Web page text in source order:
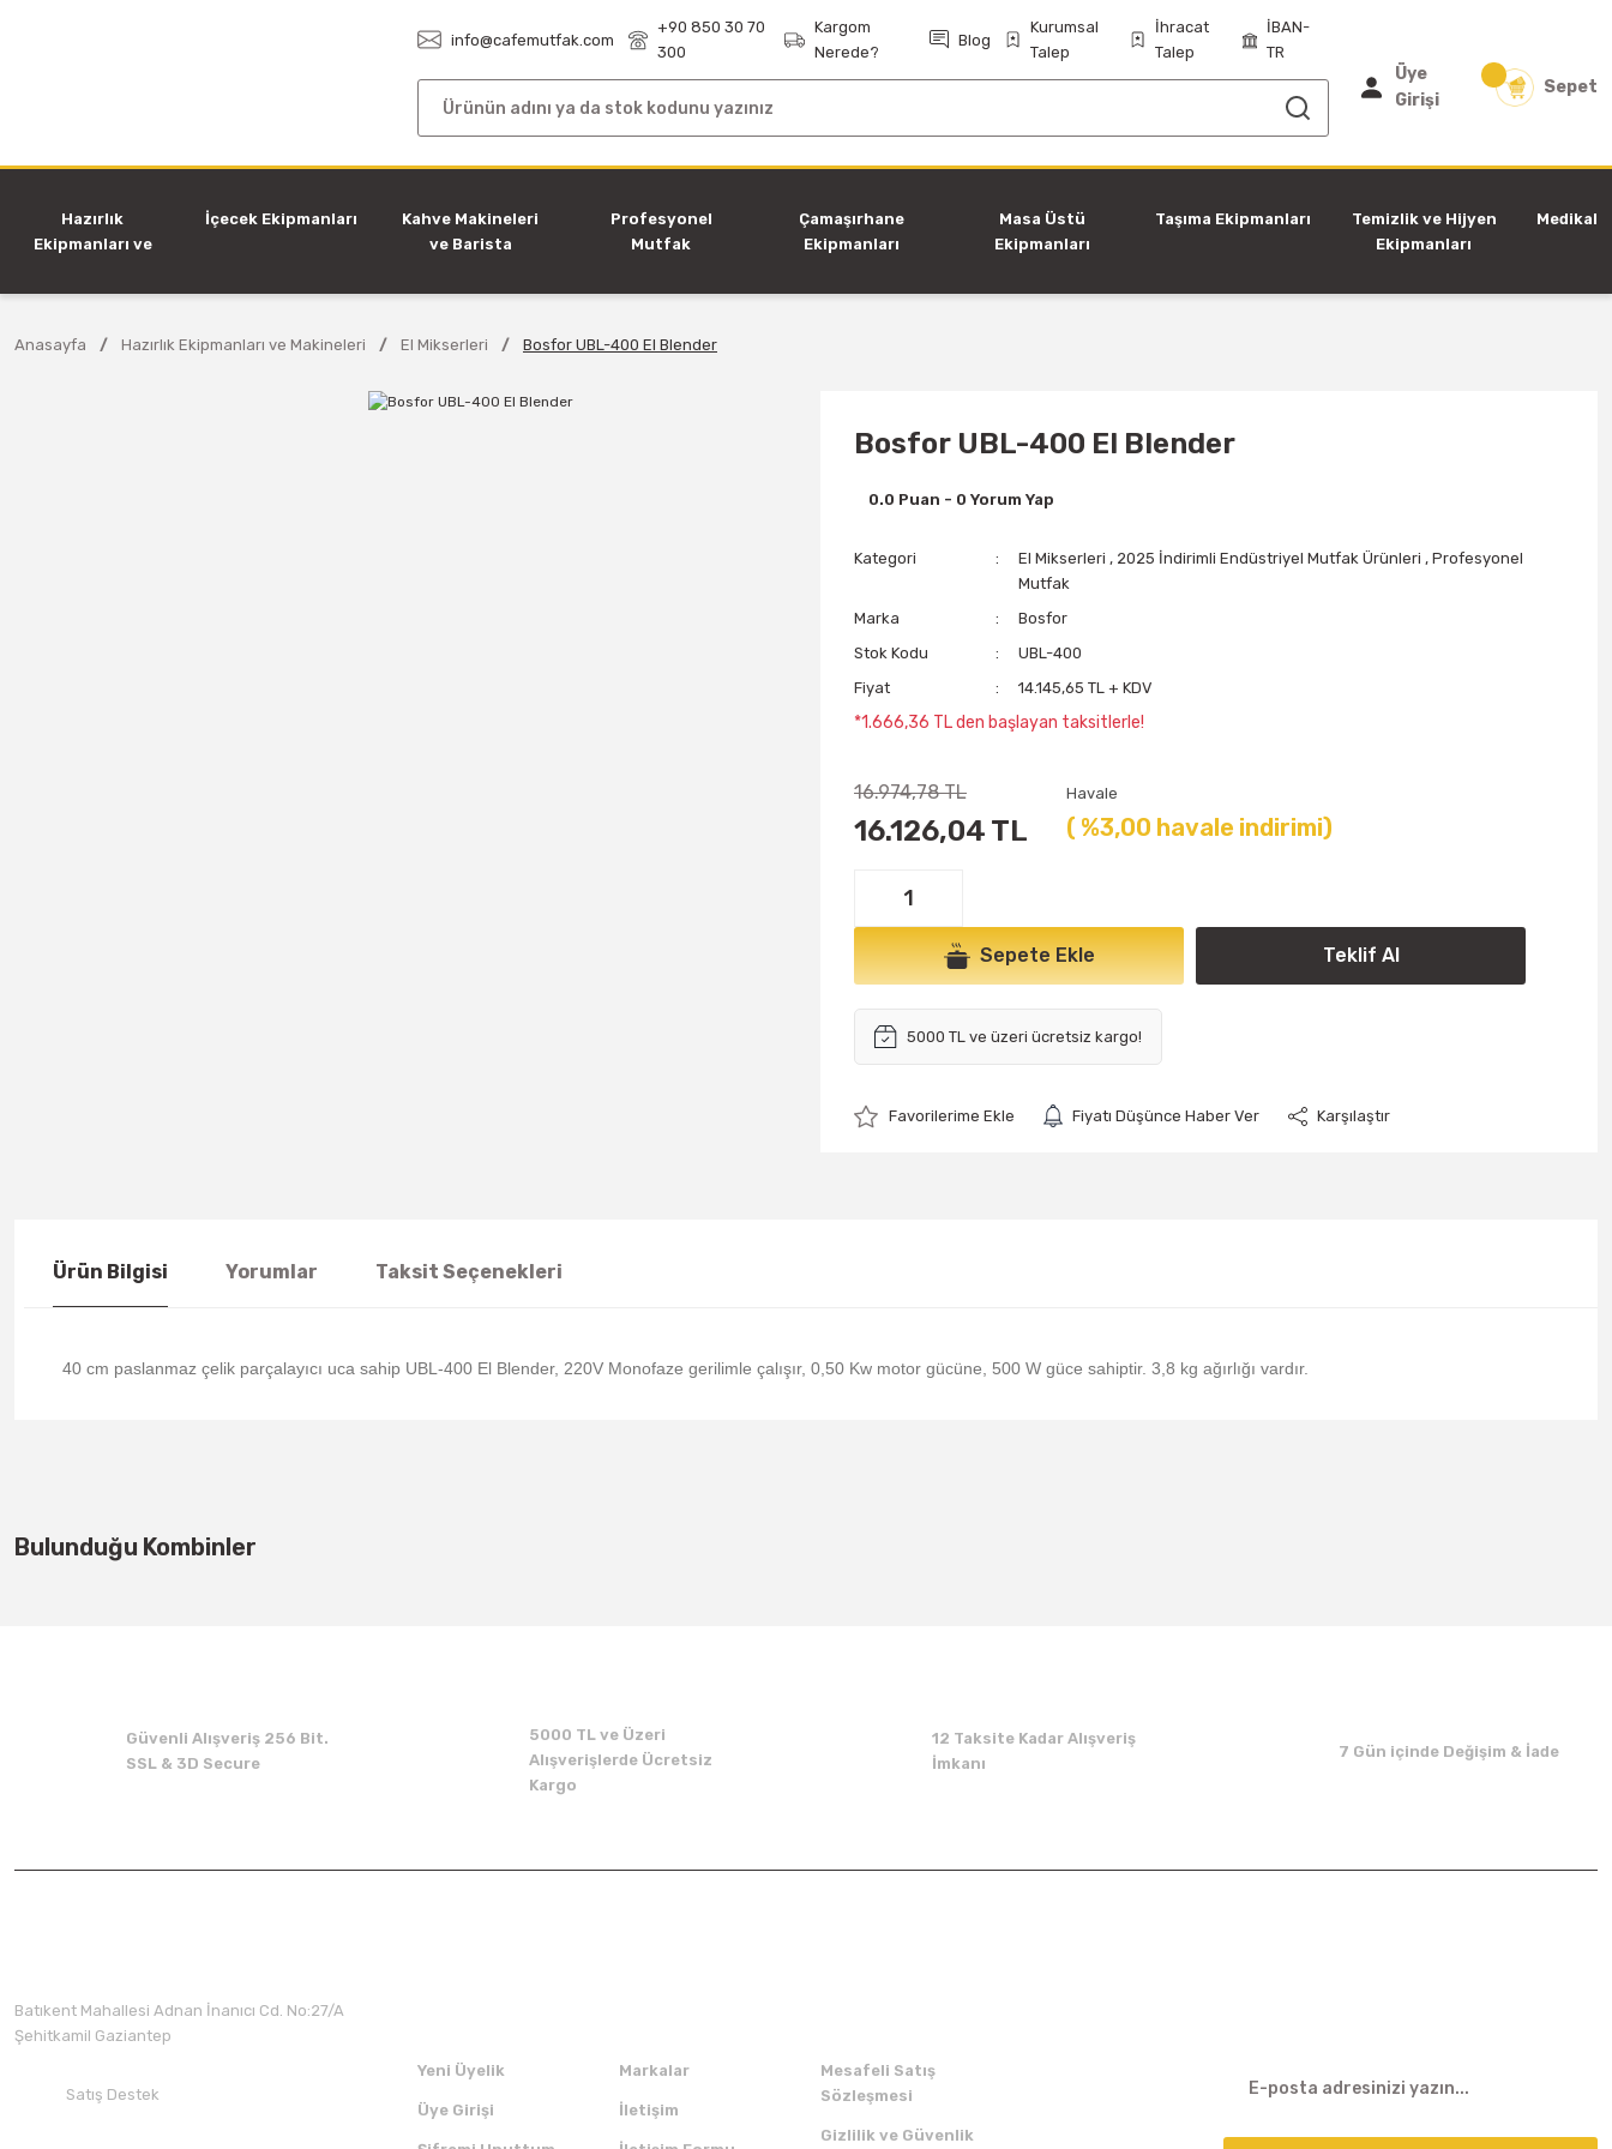
info@cafemutfak.com
+90 850 30 70
300
Kargom
Nerede?
Blog
Kurumsal
Talep
İhracat
Talep
İBAN-
TR
Üye
Girişi
Sepet
Hazırlık
Ekipmanları ve
İçecek Ekipmanları
Kahve Makineleri
ve Barista
Profesyonel
Mutfak
Çamaşırhane
Ekipmanları
Masa Üstü
Ekipmanları
Taşıma Ekipmanları
Temizlik ve Hijyen
Ekipmanları
Medikal
Anasayfa Hazırlık Ekipmanları ve Makineleri El Mikserleri Bosfor UBL-400 El Blender
Bosfor UBL-400 El Blender
0.0 Puan - 0 Yorum Yap
Kategori El Mikserleri , 2025 İndirimli Endüstriyel Mutfak Ürünleri ,Profesyonel
Mutfak
Marka
Bosfor
Stok Kodu
UBL-400
Fiyat
14.145,65 TL + KDV
*1.666,36 TL den başlayan taksitlerle!
16.974,78 TL
16.126,04 TL
Havale
( %3,00 havale indirimi)
Sepete Ekle Teklif Al
5000 TL ve üzeri ücretsiz kargo!
Fiyatı Düşünce Haber Ver Karşılaştır
Ürün Bilgisi Yorumlar Taksit Seçenekleri
40 cm paslanmaz çelik parçalayıcı uca sahip UBL-400 El Blender, 220V Monofaze gerilimle çalışır, 0,50 Kw motor gücüne, 500 W güce sahiptir. 3,8 kg ağırlığı vardır.
Bulunduğu Kombinler
Bosfor El Mikseri Tencere Tutma Aparatı
Güvenli Alışveriş 256 Bit.
SSL & 3D Secure
5000 TL ve Üzeri
Alışverişlerde Ücretsiz
Kargo
12 Taksite Kadar Alışveriş
İmkanı
7 Gün içinde Değişim & İade
Batıkent Mahallesi Adnan İnanıcı Cd. No:27/A
Şehitkamil Gaziantep
Satış Destek
Yeni Üyelik
Üye Girişi
Markalar
İletişim
Mesafeli Satış
Sözleşmesi
Gizlilik ve Güvenlik